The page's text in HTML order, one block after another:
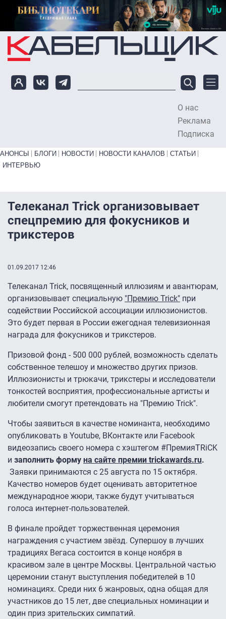
Перейти к основному содержанию
О нас
Реклама
Подписка
Primary links bottom
АНОНСЫ БЛОГИ НОВОСТИ НОВОСТИ КАНАЛОВ
СТАТЬИ
ИНТЕРВЬЮ
Телеканал Trick организовывает
спецпремию для фокусников и
трикстеров
01.09.2017 12:46
Телеканал Trick, посвященный иллюзиям и авантюрам,
организовывает специальную "Премию Trick" при
содействии Российской ассоциации иллюзионистов.
Это будет первая в России ежегодная телевизионная
награда для фокусников и трикстеров.
Призовой фонд - 500 000 рублей, возможность сделать
собственное телешоу и множество других призов.
Иллюзионисты и трюкачи, трикстеры и исследователи
тонкостей восприятия, профессиональные артисты и
любители смогут претендовать на "Премию Trick".
Чтобы заявиться в качестве номинанта, необходимо
опубликовать в Youtube, ВКонтакте или Facebook
видеозапись своего номера с хэштегом #ПремияTRiCK
и заполнить форму на сайте премии trickawards.ru.
Заявки принимаются с 25 августа по 15 октября.
Качество номеров будет оценивать авторитетное
международное жюри, также будут учитываться
голоса интернет-пользователей.
В финале пройдет торжественная церемония
награждения с участием звёзд. Супершоу в лучших
традициях Вегаса состоится в конце ноября в
красивом зале в центре Москвы. Центральной частью
церемонии станут выступления победителей в 10
номинациях. Среди них 6 жанровых, одна общая для
участников до 15 лет, две специальных номинации и
один приз зрительских симпатий.